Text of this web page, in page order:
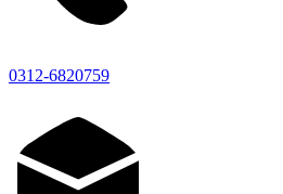
0312-6820759